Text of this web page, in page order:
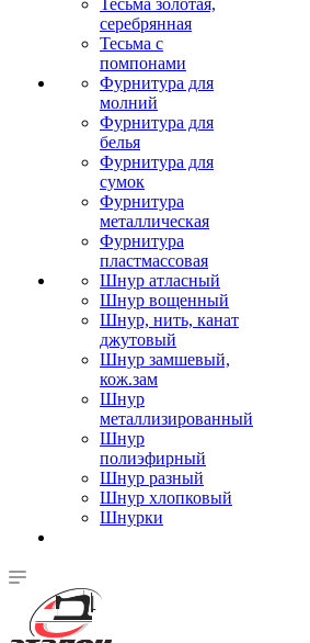
Тесьма золотая,
серебрянная
Тесьма с
помпонами
Фурнитура для
молний
Фурнитура для
белья
Фурнитура для
сумок
Фурнитура
металлическая
Фурнитура
пластмассовая
Шнур атласный
Шнур вощенный
Шнур, нить, канат
джутовый
Шнур замшевый,
кож.зам
Шнур
металлизированный
Шнур
полиэфирный
Шнур разный
Шнур хлопковый
Шнурки